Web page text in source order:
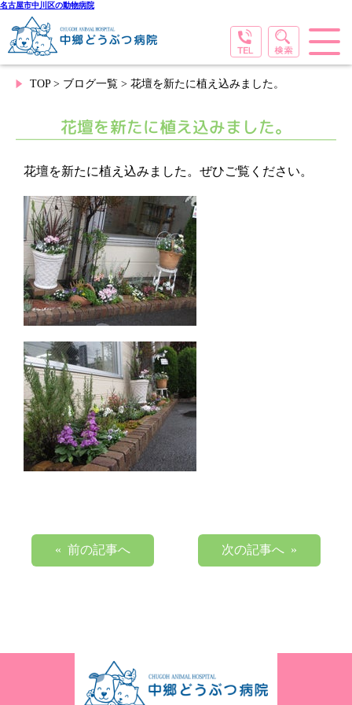
名古屋市中川区の動物病院
TOP> ブログ一覧 > 花壇を新たに植え込みました。
花壇を新たに植え込みました。
花壇を新たに植え込みました。ぜひご覧ください。
« 前の記事へ 次の記事へ »